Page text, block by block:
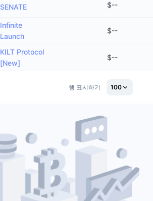
SENATE $--
Infinite
Launch
$--
KILT Protocol
[New]
$--
행 표시하기 100